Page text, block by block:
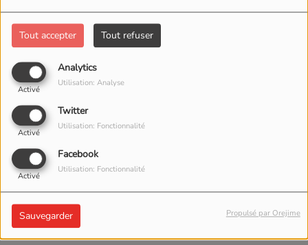
Tout accepter Tout refuser
Analytics
Activé
Utilisation: Analyse
Twitter
Activé
Utilisation: Fonctionnalité
Facebook
Activé
Utilisation: Fonctionnalité
Sauvegarder Propulsé par Orejime